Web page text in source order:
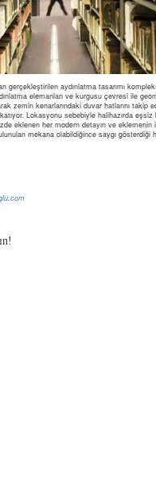
gerçekleştirilen aydınlatma tasarımı
elemanları ve kurgusu çevresi ile
zemin kenarlarındaki duvar hatlarını takip
Lokasyonu sebebiyle halihazırda
eklenen her modern detayın ve
mekana olabildiğince saygı gösterdiği